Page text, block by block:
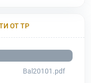
ОТ ТР
Bal20101.pdf